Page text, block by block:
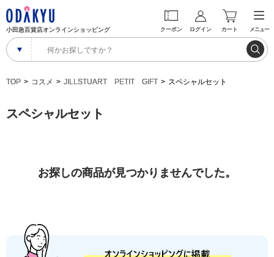
小田急百貨店オンラインショッピング クーポン ログイン カート メニュー
TOP コスメ JILLSTUART PETIT GIFT スペシャルセット
スペシャルセット
お探しの商品が見つかりませんでした。